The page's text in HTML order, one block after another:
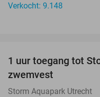
Verkocht: 9.148
1 uur toegang tot
zwemvest
Storm Aquapark Utrecht